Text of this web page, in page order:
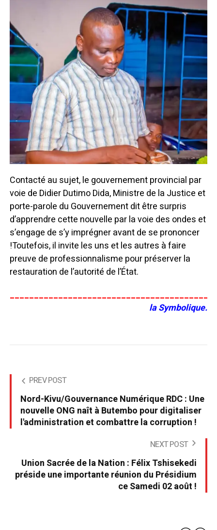
Contacté au sujet, le gouvernement provincial par
voie de Didier Dutimo Dida, Ministre de la Justice et
porte-parole du Gouvernement dit être surpris
d’apprendre cette nouvelle par la voie des ondes et
s’engage de s’y imprégner avant de se prononcer
!Toutefois, il invite les uns et les autres à faire
preuve de professionnalisme pour préserver la
restauration de l’autorité de l’État.
__________________________________________
la Symbolique.
PREV POST
Nord-Kivu/Gouvernance Numérique RDC : Une
nouvelle ONG naît à Butembo pour digitaliser
l'administration et combattre la corruption !
NEXT POST
Union Sacrée de la Nation : Félix Tshisekedi
préside une importante réunion du Présidium
ce Samedi 02 août !